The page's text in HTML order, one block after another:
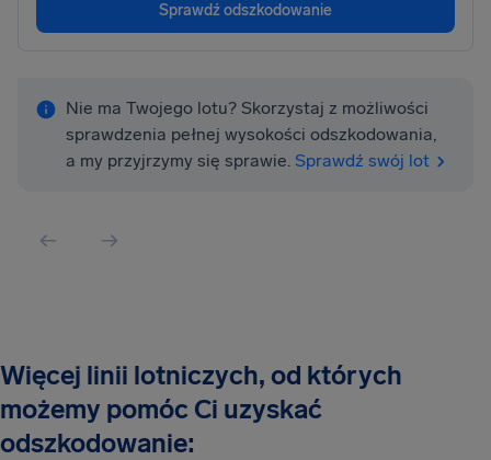
Sprawdź odszkodowanie
Nie ma Twojego lotu? Skorzystaj z możliwości
sprawdzenia pełnej wysokości odszkodowania,
a my przyjrzymy się sprawie. Sprawdź swój lot
Więcej linii lotniczych, od których
możemy pomóc Ci uzyskać
odszkodowanie: